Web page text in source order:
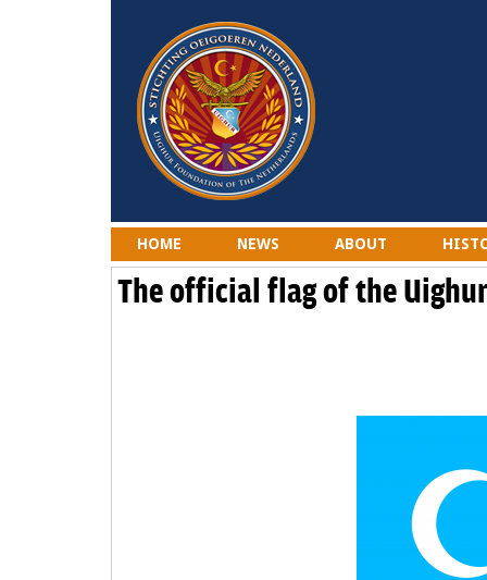
HOME NEWS ABOUT
The official flag of the